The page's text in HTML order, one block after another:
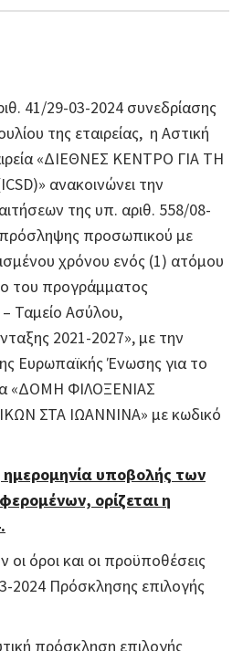
41/29-03-2024 συνεδρίασης
της εταιρείας, η Αστική
«ΔΙΕΘΝΕΣ ΚΕΝΤΡΟ ΓΙΑ ΤΗ
ανακοινώνει την
της υπ. αριθ. 558/08-
προσωπικού με
χρόνου ενός (1) ατόμου
του προγράμματος
Ταμείο Ασύλου,
2021-2027», με την
Ευρωπαϊκής Ένωσης για το
«ΔΟΜΗ ΦΙΛΟΞΕΝΙΑΣ
ΣΤΑ ΙΩΑΝΝΙΝΑ» με κωδικό
υποβολής των
ορίζεται η
.
οι όροι και οι προϋποθέσεις
2024 Πρόσκλησης επιλογής
πρόσκληση επιλογής